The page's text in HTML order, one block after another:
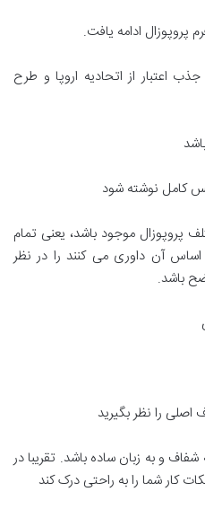
پروپوزال ادامه یافت.
اعتبار از اتحادیه اروپا و طرح
کامل نوشته شود
موجود باشد، یعنی تمام
آن داوری می کنند را در نظر
باشد.
را نظر بگیرید
به زبان ساده باشد. تقریبا در